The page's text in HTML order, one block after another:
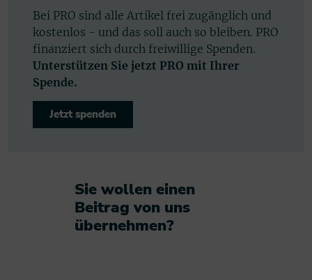
Bei PRO sind alle Artikel frei zugänglich und
kostenlos - und das soll auch so bleiben. PRO
finanziert sich durch freiwillige Spenden.
Unterstützen Sie jetzt PRO mit Ihrer
Spende.
Jetzt spenden
Sie wollen einen
Beitrag von uns
übernehmen?​